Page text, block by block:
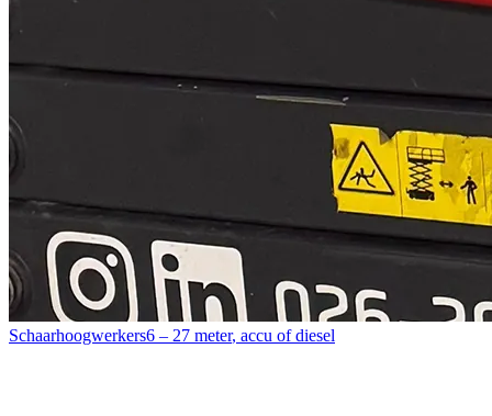
Schaarhoogwerkers6 – 27 meter, accu of diesel